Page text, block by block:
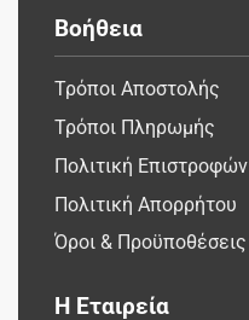
Βοήθεια
Τρόποι Αποστολής
Τρόποι Πληρωμής
Πολιτική Επιστροφών
Πολιτική Απορρήτου
Όροι & Προϋποθέσεις
Η Εταιρεία